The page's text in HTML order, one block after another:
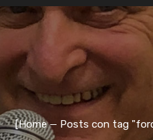
[Home Posts con tag